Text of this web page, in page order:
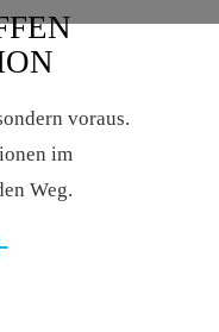
voraus.
im
Weg.